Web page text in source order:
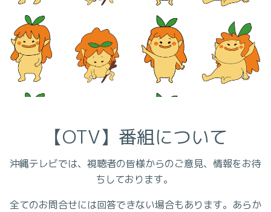
【OTV】番組について
沖縄テレビでは、視聴者の皆様からのご意見、情報をお待
ちしております。
全てのお問合せには回答できない場合もあります。あらか